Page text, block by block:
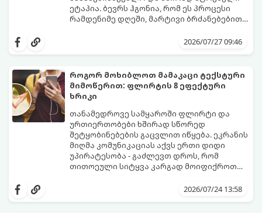
ეტაპია. ბევრს ჰგონია, რომ ეს პროცესი
რამდენიმე დღეში, მარტივი ბრძანებებით
ფიზიოლოგიური და ფსიქოლოგიური
მოთმინებას მოითხოვს.
როგორ გახადოთ ეს პროცესი2026/07/27 09:46
როგორ მოხიბლოთ მამაკაცი ტექსტური
მიმოწერით: ფლირტის 8 ეფექტური
ხრიკი
თანამედროვე სამყაროში ფლირტი და
ურთიერთობები ხშირად სწორედ
შეტყობინებების გაცვლით იწყება. ეკრანის
მიღმა კომუნიკაციას აქვს ერთი დიდი
უპირატესობა - გაძლევთ დროს, რომ
თითოეული სიტყვა კარგად მოიფიქროთ
მოაცილოს და მოუთმენლად ელოდოს
2026/07/24 13:58